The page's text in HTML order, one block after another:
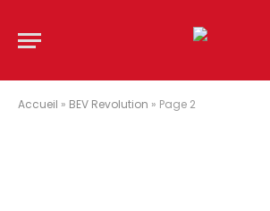
Accueil » BEV Revolution » Page 2